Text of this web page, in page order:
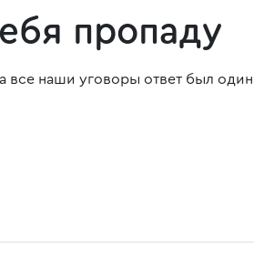
пропаду
наши уговоры ответ был